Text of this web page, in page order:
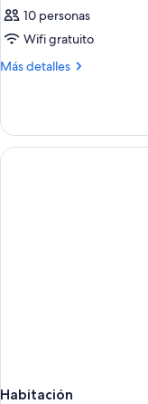
10 personas
Wifi gratuito
Más detalles
Más
Habitación